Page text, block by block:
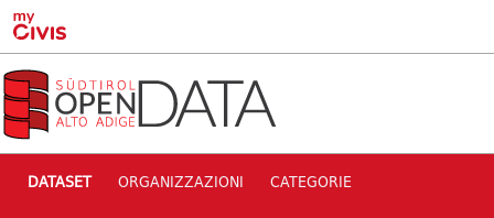
Skip to main content
DATASET ORGANIZZAZIONI CATEGORIE